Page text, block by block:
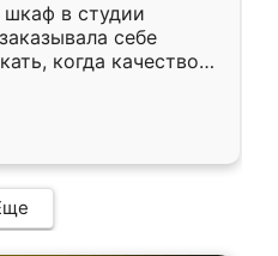
шкаф в студии
себе
когда качеством
кухня уже почти